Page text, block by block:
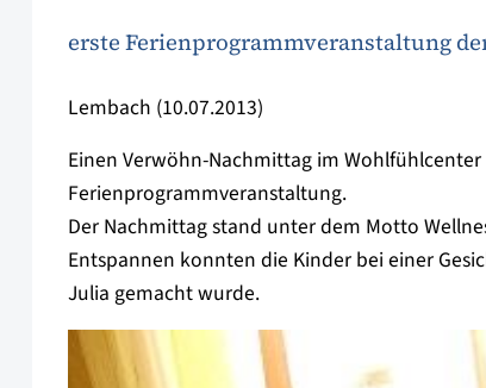
erste Ferienprogrammveranstaltung
Lembach (10.07.2013)
Einen Verwöhn-Nachmittag im
Ferienprogrammveranstaltung.
Der Nachmittag stand unter dem Motto
Entspannen konnten die Kinder bei einer
Julia gemacht wurde.